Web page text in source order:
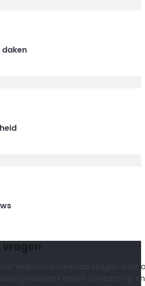
veel voorkomende vragen
probleem, neem contact op